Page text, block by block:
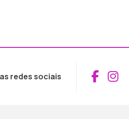
redes sociais